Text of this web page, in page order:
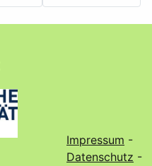
Impressum -
Datenschutz -